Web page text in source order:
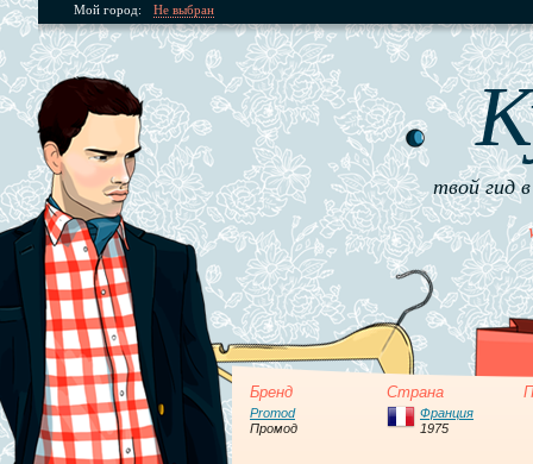
Мой город: Не выбран
твой гид
Бренд Страна
Promod
Промод
Франция
1975